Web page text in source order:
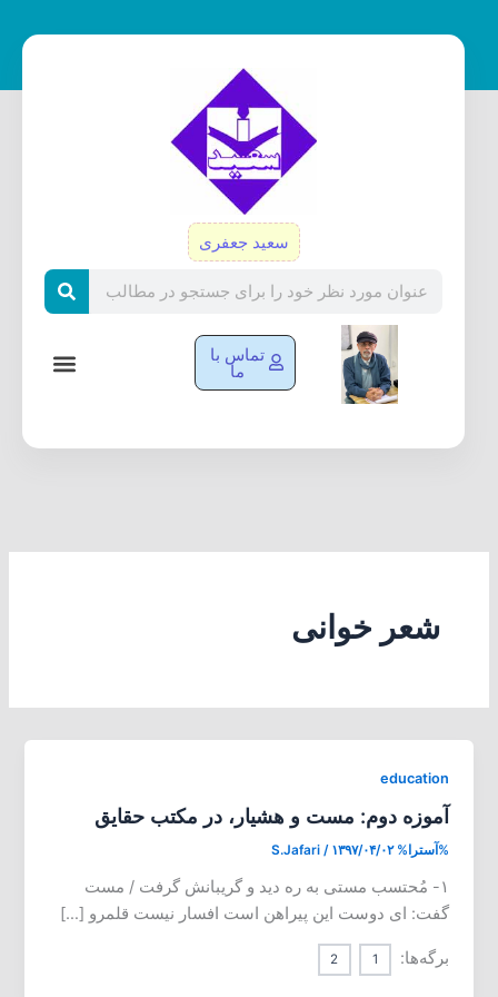
سعید جعفری
تماس با
ما
شعر خوانی
education
آموزه دوم: مست و هشیار، در مکتب حقایق
%آسترا% S.Jafari / ۱۳۹۷/۰۴/۰۲
۱- مُحتسب مستی به ره دید و گریبانش گرفت / مست
گفت: ای دوست این پیراهن است افسار نیست قلمرو […]
برگه‌ها: 1
2